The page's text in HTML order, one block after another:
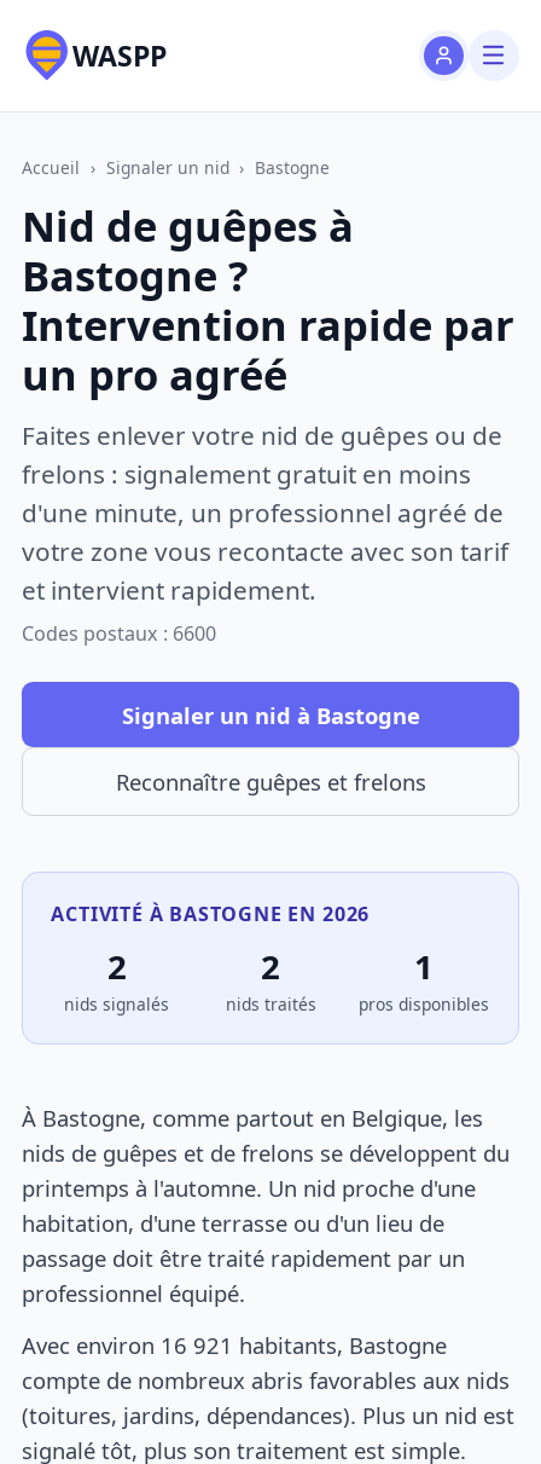
WASPP
Accueil › Signaler un nid › Bastogne
Nid de guêpes à
Bastogne ?
Intervention rapide par
un pro agréé
Faites enlever votre nid de guêpes ou de
frelons : signalement gratuit en moins
d'une minute, un professionnel agréé de
votre zone vous recontacte avec son tarif
et intervient rapidement.
Codes postaux : 6600
Signaler un nid à Bastogne
Reconnaître guêpes et frelons
ACTIVITÉ À BASTOGNE EN 2026
2
nids signalés
2
nids traités
1
pros disponibles
À Bastogne, comme partout en Belgique, les
nids de guêpes et de frelons se développent du
printemps à l'automne. Un nid proche d'une
habitation, d'une terrasse ou d'un lieu de
passage doit être traité rapidement par un
professionnel équipé.
Avec environ 16 921 habitants, Bastogne
compte de nombreux abris favorables aux nids
(toitures, jardins, dépendances). Plus un nid est
signalé tôt, plus son traitement est simple.